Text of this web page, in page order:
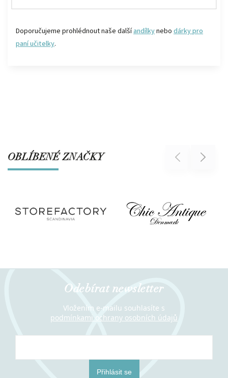
Doporučujeme prohlédnout naše dalšíandílkynebo dárky pro
paní učitelky.
OBLÍBENÉ ZNAČKY Previous Next
Odebírat newsletter
Vložením e-mailu souhlasíte s
podmínkami ochrany osobních údajů
Přihlásit se